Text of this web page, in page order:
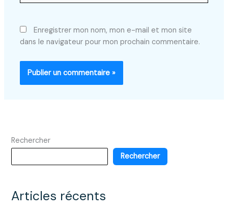
Enregistrer mon nom, mon e-mail et mon site
dans le navigateur pour mon prochain commentaire.
Rechercher
Rechercher
Articles récents